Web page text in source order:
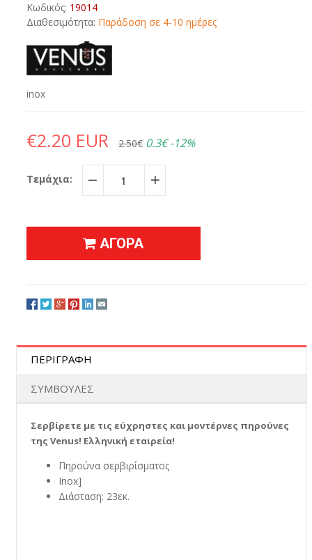
Κωδικός: 19014
Διαθεσιμότητα: Παράδοση σε 4-10 ημέρες
inox
€2.20 EUR 2.50€ 0.3€ -12%
Τεμάχια:
− +
ΑΓΟΡΑ
ΠΕΡΙΓΡΑΦΗ
ΣΥΜΒΟΥΛΕΣ
Σερβίρετε με τις εύχρηστες και μοντέρνες πηρούνες
της Venus! Ελληνική εταιρεία!
Πηρούνα σερβιρίσματος
Inox]
Διάσταση: 23εκ.